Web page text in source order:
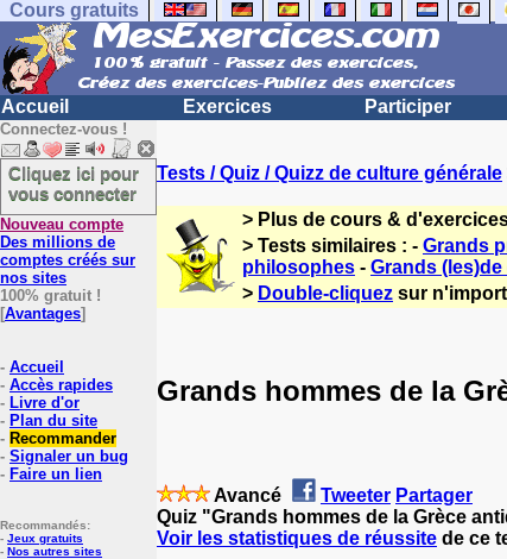
Cours gratuits
Accueil Exercices Participer
Connectez-vous !
Cliquez ici pour
vous connecter
Nouveau compte
Des millions de
comptes créés sur
nos sites
100% gratuit !
[Avantages]
- Accueil
- Accès rapides
- Livre d'or
- Plan du site
- Recommander
- Signaler un bug
- Faire un lien
Recommandés:
- Jeux gratuits
- Nos autres sites
Tests / Quiz / Quizz de culture générale
> Plus de cours &
> Tests similaires : - Grands
philosophes - Grands
> Double-cliquez sur
Grands hommes de la
Avancé Tweeter Partager
Quiz "Grands hommes de la Grèce
Voir les statistiques de réussite de ce